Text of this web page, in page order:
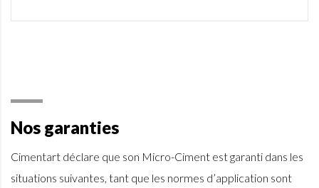
Nos garanties
Cimentart déclare que son Micro-Ciment est garanti dans les
situations suivantes, tant que les normes d’application sont